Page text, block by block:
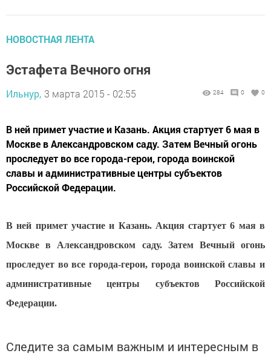
НОВОСТНАЯ ЛЕНТА
Эстафета Вечного огня
Ильнур, 3 марта 2015 - 02:55 284 0 0
В ней примет участие и Ка­зань. Акция стартует 6 мая в
Москве в Александров­ском саду. Затем Вечный огонь
проследует во все го­рода-герои, города воинской
славы и административ­ные центры субъектов
Российской Федерации.
В ней примет участие и Ка­зань. Акция стартует 6 мая в
Москве в Александров­ском саду. Затем Вечный огонь
проследует во все го­рода-герои, города воинской славы и
административ­ные центры субъектов Российской
Федерации.
Следите за самым важным и интересным в